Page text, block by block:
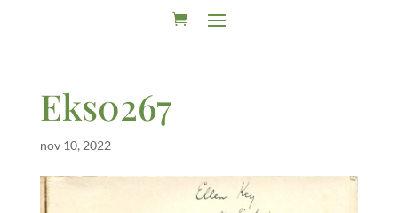
Eks0267
nov 10, 2022